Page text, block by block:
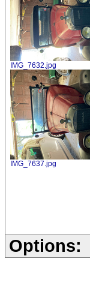
IMG_7632.jpg
IMG_7637.jpg
Options: